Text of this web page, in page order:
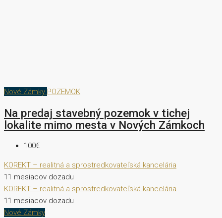
Nové Zámky POZEMOK
Na predaj stavebný pozemok v tichej
lokalite mimo mesta v Nových Zámkoch
100€
KOREKT – realitná a sprostredkovateľská kancelária
11 mesiacov dozadu
KOREKT – realitná a sprostredkovateľská kancelária
11 mesiacov dozadu
Nové Zámky